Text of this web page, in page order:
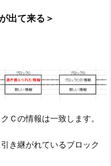
出て来る＞
Ｃの情報は一致します。
き継がれているブロック